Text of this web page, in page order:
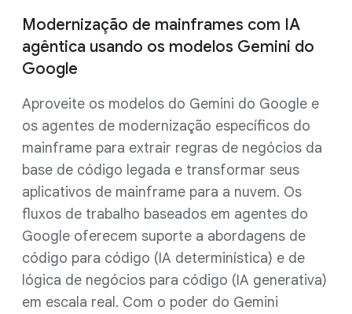
Modernização de mainframes com IA
agêntica usando os modelos Gemini do
Google
Aproveite os modelos do Gemini do Google e
os agentes de modernização específicos do
mainframe para extrair regras de negócios da
base de código legada e transformar seus
aplicativos de mainframe para a nuvem. Os
fluxos de trabalho baseados em agentes do
Google oferecem suporte a abordagens de
código para código (IA determinística) e de
lógica de negócios para código (IA generativa)
em escala real. Com o poder do Gemini